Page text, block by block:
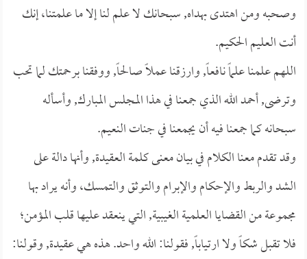
وصحبه ومن اهتدى بهداه, سبحانك لا علم لنا إلا ما علمتنا، إنك
أنت العليم الحكيم.
اللهم علمنا علماً نافعاً, وارزقنا عملاً صالحاً, ووفقنا برحمتك لما تحب
وترضى, أحمد الله الذي جمعنا في هذا المجلس المبارك, وأسأله
سبحانه كما جمعنا فيه أن يجمعنا في جنات النعيم.
وقد تقدم معنا الكلام في بيان معنى كلمة العقيدة, وأنها دالة على
الشد والربط والإحكام والإبرام والتوثق والتمسك، وأنه يراد بها
مجموعة من القضايا العلمية الغيبية, التي ينعقد عليها قلب المؤمن؛
فلا تقبل شكاً ولا ارتياباً, فقولنا: الله واحد. هذه هي عقيدة, وقولنا: